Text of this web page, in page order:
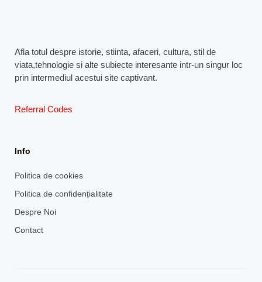
Afla totul despre istorie, stiinta, afaceri, cultura, stil de
viata,tehnologie si alte subiecte interesante intr-un singur loc
prin intermediul acestui site captivant.
Referral Codes
Info
Politica de cookies
Politica de confidențialitate
Despre Noi
Contact